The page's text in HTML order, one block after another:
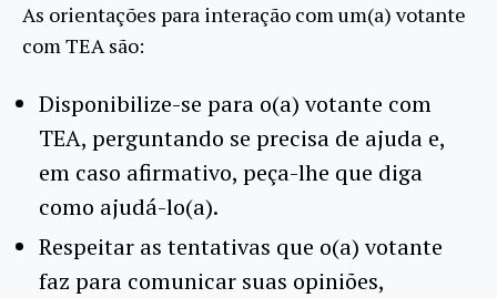
As orientações para interação com um(a) votante
com TEA são:
Disponibilize-se para o(a) votante com
TEA, perguntando se precisa de ajuda e,
em caso afirmativo, peça-lhe que diga
como ajudá-lo(a).
Respeitar as tentativas que o(a) votante
faz para comunicar suas opiniões,